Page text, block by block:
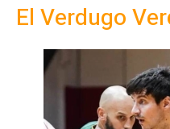
El Verdugo